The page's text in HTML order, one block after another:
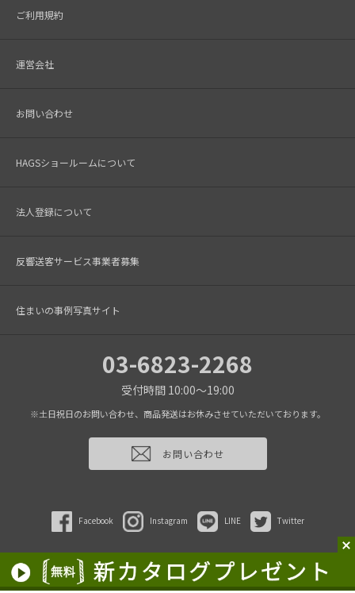
ご利用規約
運営会社
お問い合わせ
HAGSショールームについて
法人登録について
反響送客サービス事業者募集
住まいの事例写真サイト
03-6823-2268
受付時間 10:00～19:00
※土日祝日のお問い合わせ、商品発送はお休みさせていただいております。
お問い合わせ
Facebook Instagram LINE Twitter